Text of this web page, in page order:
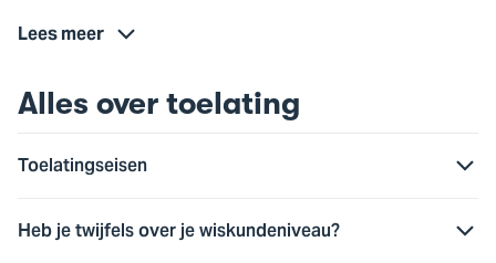
Lees meer
Alles over toelating
Toelatingseisen
Heb je twijfels over je wiskundeniveau?